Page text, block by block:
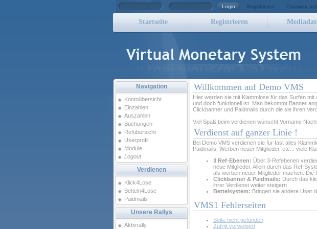
Login Registrieren Passwort
Startseite Registrieren
Navigation
Kontoübersicht
Einzahlen
Auszahlen
Buchungen
Refübersicht
Userprofil
Module
Logout
Verdienen
Klick4Lose
Betteln4Lose
Paidmails
Unsere Rallys
Aktivrally
Willkommen auf Demo VMS
Hier werden sie mit Klammlose für das Surfen
und doch funktionell ist. Man bekommt Banner
Clickbanner und Paidmails durch die sie ihren
Viel Spaß beim verdienen wünscht Vorname
Verdienst auf ganzer Linie !
Bei Demo VMS verdienen sie für fast alles
Paidmails, Werben neuer Mitglieder, etc... viele
3 Ref-Ebenen: Über 3-Refebenen
neue Mitglieder. Allein durch das Ref-
als werben neuer Mitglieder machen. Die
Clickbanner & Paidmails: Durch das
ihrer Verdienst weiter steigern
Bettelsystem: Bringen sie andere User
VMS1 Fehlerseiten
Seite nicht gefunden
Zutritt verweigert